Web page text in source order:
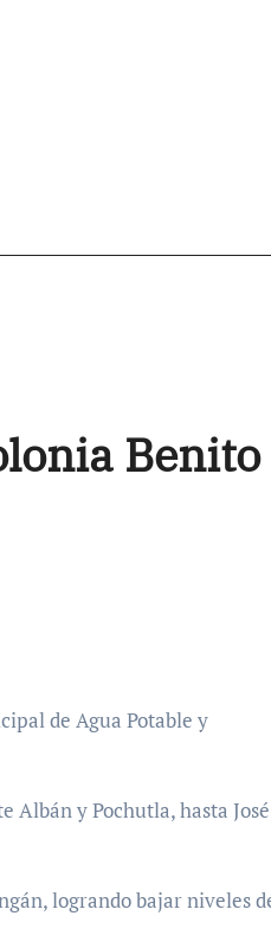
Benito
de Agua Potable y
Albán y Pochutla, hasta
logrando bajar niveles